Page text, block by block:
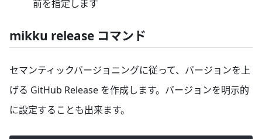
前を指定します
mikku release コマンド
セマンティックバージョニングに従って、バージョンを上
げる GitHub Release を作成します。バージョンを明示的
に設定することも出来ます。